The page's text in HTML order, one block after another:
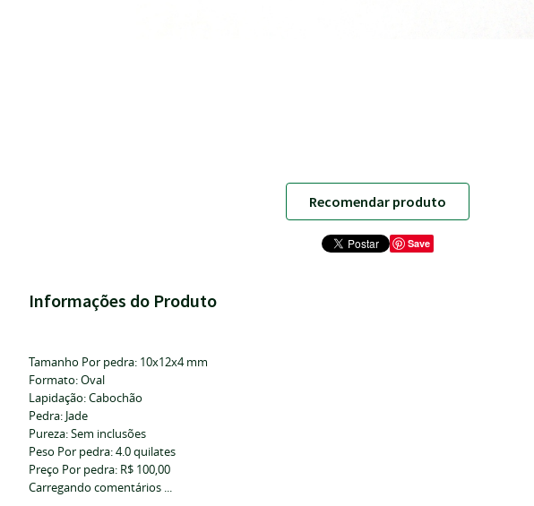
Recomendar produto
Save
Informações do Produto
Tamanho Por pedra: 10x12x4 mm
Formato: Oval
Lapidação: Cabochão
Pedra: Jade
Pureza: Sem inclusões
Peso Por pedra: 4.0 quilates
Preço Por pedra: R$ 100,00
Carregando comentários ...